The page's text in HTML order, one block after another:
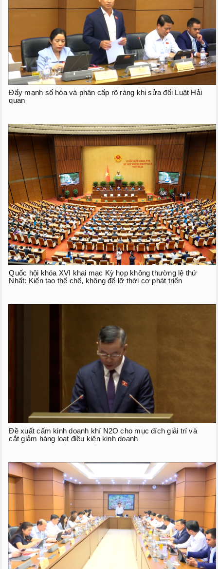
Phiên họp thứ 27
Phiên họp giữa 2 đợt của kỳ họp thứ 6
Phiên họp thứ 28
HOẠT ĐỘNG QUỐC HỘI
CHƯƠNG TRÌNH GIÁM SÁT
Đẩy mạnh số hóa và phân cấp rõ ràng khi sửa đổi Luật Hải
quan
Quốc hội khóa XVI khai mạc Kỳ họp không thường lệ thứ
Nhất: Kiến tạo thể chế, không để lỡ thời cơ phát triển
Đề xuất cấm kinh doanh khí N2O cho mục đích giải trí và
cắt giảm hàng loạt điều kiện kinh doanh